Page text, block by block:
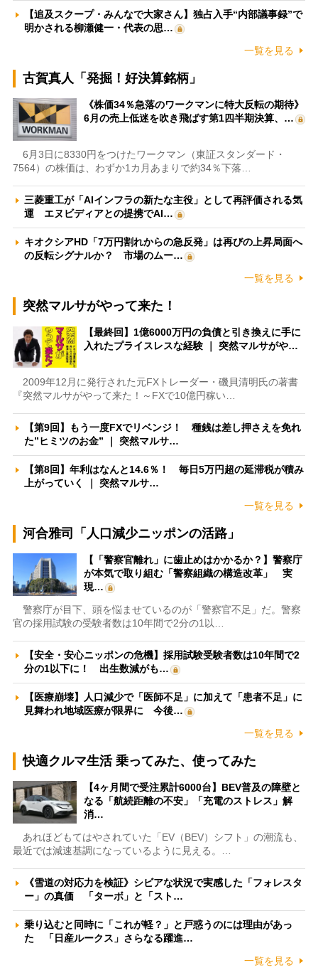
【追及スクープ・みんなで大家さん】独占入手“内部議事録”で
明かされる柳瀬健一・代表の思…
一覧を見る
古賀真人「発掘！好決算銘柄」
《株価34％急落のワークマンに特大反転の期待》
6月の売上低迷を吹き飛ばす第1四半期決算、…
6月3日に8330円をつけたワークマン（東証スタンダード・
7564）の株価は、わずか1カ月あまりで約34％下落…
三菱重工が「AIインフラの新たな主役」として再評価される気
運 エヌビディアとの提携でAI…
キオクシアHD「7万円割れからの急反発」は再びの上昇局面へ
の反転シグナルか？ 市場のムー…
一覧を見る
突然マルサがやって来た！
【最終回】1億6000万円の負債と引き換えに手に
入れたプライスレスな経験 ｜ 突然マルサがや…
2009年12月に発行された元FXトレーダー・磯貝清明氏の著書
『突然マルサがやって来た！～FXで10億円稼い…
【第9回】もう一度FXでリベンジ！ 種銭は差し押さえを免れ
た”ヒミツのお金” ｜ 突然マルサ…
【第8回】年利はなんと14.6％！ 毎日5万円超の延滞税が積み
上がっていく ｜ 突然マルサ…
一覧を見る
河合雅司「人口減少ニッポンの活路」
【「警察官離れ」に歯止めはかかるか？】警察庁
が本気で取り組む「警察組織の構造改革」 実
現…
警察庁が目下、頭を悩ませているのが「警察官不足」だ。警察
官の採用試験の受験者数は10年間で2分の1以…
【安全・安心ニッポンの危機】採用試験受験者数は10年間で2
分の1以下に！ 出生数減がも…
【医療崩壊】人口減少で「医師不足」に加えて「患者不足」に
見舞われ地域医療が限界に 今後…
一覧を見る
快適クルマ生活 乗ってみた、使ってみた
【4ヶ月間で受注累計6000台】BEV普及の障壁と
なる「航続距離の不安」「充電のストレス」解
消…
あれほどもてはやされていた「EV（BEV）シフト」の潮流も、
最近では減速基調になっているように見える。…
《雪道の対応力を検証》シビアな状況で実感した「フォレスタ
ー」の真価 「ターボ」と「スト…
乗り込むと同時に「これが軽？」と戸惑うのには理由があっ
た 「日産ルークス」さらなる躍進…
一覧を見る